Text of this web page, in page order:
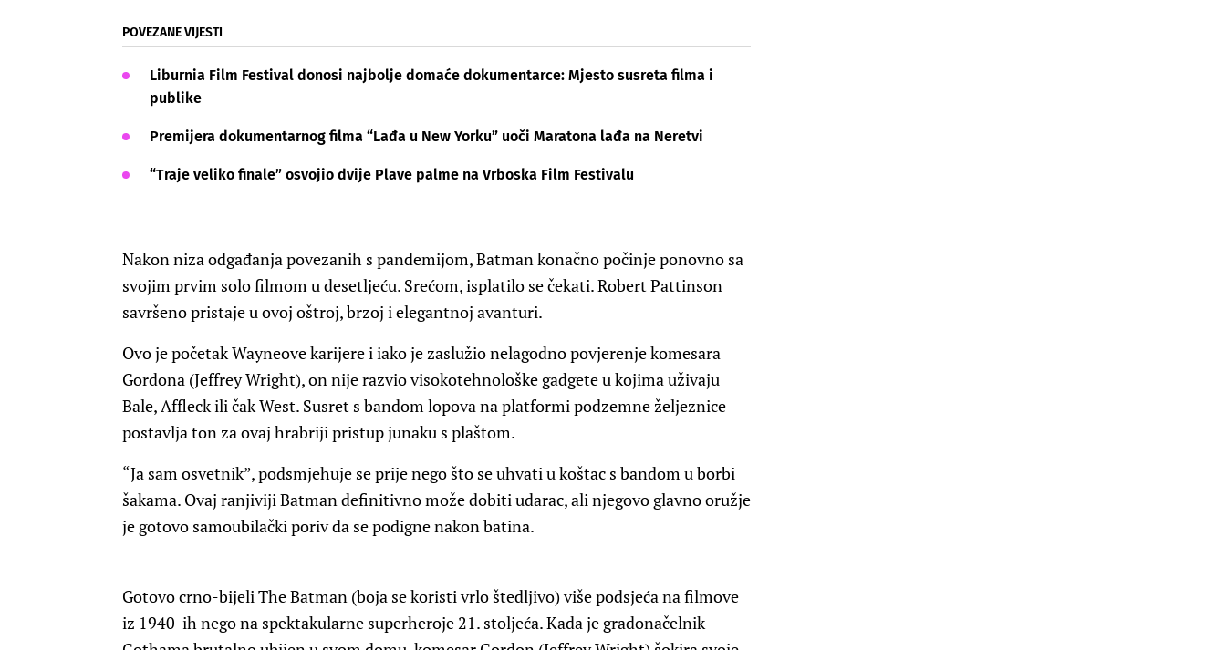
POVEZANE VIJESTI
Liburnia Film Festival donosi najbolje domaće dokumentarce: Mjesto susreta filma i
publike
Premijera dokumentarnog filma “Lađa u New Yorku” uoči Maratona lađa na Neretvi
“Traje veliko finale” osvojio dvije Plave palme na Vrboska Film Festivalu
Nakon niza odgađanja povezanih s pandemijom, Batman konačno počinje ponovno sa
svojim prvim solo filmom u desetljeću. Srećom, isplatilo se čekati. Robert Pattinson
savršeno pristaje u ovoj oštroj, brzoj i elegantnoj avanturi.
Ovo je početak Wayneove karijere i iako je zaslužio nelagodno povjerenje komesara
Gordona (Jeffrey Wright), on nije razvio visokotehnološke gadgete u kojima uživaju
Bale, Affleck ili čak West. Susret s bandom lopova na platformi podzemne željeznice
postavlja ton za ovaj hrabriji pristup junaku s plaštom.
“Ja sam osvetnik”, podsmjehuje se prije nego što se uhvati u koštac s bandom u borbi
šakama. Ovaj ranjiviji Batman definitivno može dobiti udarac, ali njegovo glavno oružje
je gotovo samoubilački poriv da se podigne nakon batina.
Gotovo crno-bijeli The Batman (boja se koristi vrlo štedljivo) više podsjeća na filmove
iz 1940-ih nego na spektakularne superheroje 21. stoljeća. Kada je gradonačelnik